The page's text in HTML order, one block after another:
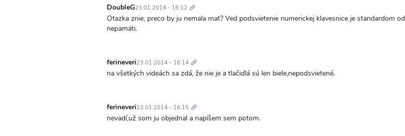
DoubleG23.01.2014 - 16:12 odkaz
Otazka znie, preco by ju nemala mat? Ved podsvietenie numerickej klavesnice je standardom od
nepamäti.
ferineveri23.01.2014 - 16:14 odkaz
na všetkých videách sa zdá, že nie je a tlačidlá sú len biele,nepodsvietené.
ferineveri23.01.2014 - 16:15 odkaz
nevadí,už som ju objednal a napíšem sem potom.